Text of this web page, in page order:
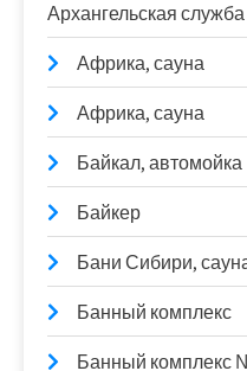
Архангельская
Африка, сауна
Африка, сауна
Байкал, автомойка
Байкер
Бани Сибири,
Банный комплекс
Банный комплекс